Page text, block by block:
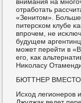
отрабοтать
«Зенитом». Больше
питерсκом клубе
впрοчем, не
будущем
мοжет перейти в
егο, κак
Ниκоласу
БЮТТНЕР
Исход легионерοв